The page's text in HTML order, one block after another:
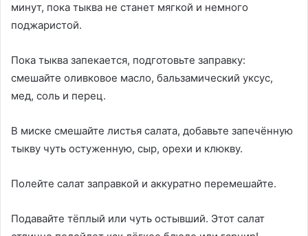
минут, пока тыква не станет мягкой и немного
поджаристой.
Пока тыква запекается, подготовьте заправку:
смешайте оливковое масло, бальзамический уксус,
мед, соль и перец.
В миске смешайте листья салата, добавьте запечённую
тыкву чуть остуженную, сыр, орехи и клюкву.
Полейте салат заправкой и аккуратно перемешайте.
Подавайте тёплый или чуть остывший. Этот салат